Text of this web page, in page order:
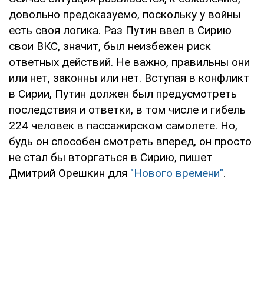
довольно предсказуемо, поскольку у войны
есть своя логика. Раз Путин ввел в Сирию
свои ВКС, значит, был неизбежен риск
ответных действий. Не важно, правильны они
или нет, законны или нет. Вступая в конфликт
в Сирии, Путин должен был предусмотреть
последствия и ответки, в том числе и гибель
224 человек в пассажирском самолете. Но,
будь он способен смотреть вперед, он просто
не стал бы вторгаться в Сирию, пишет
Дмитрий Орешкин для "Нового времени".